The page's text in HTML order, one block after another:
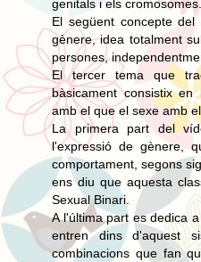
genitals i els cromosomes.
El següent concepte
gènere, idea totalment
persones,
El tercer tema que
bàsicament consistix
amb el que el sexe amb
La primera part del
l'expressió de gènere,
comportament, segons
ens diu que aquesta
Sexual Binari.
A l'última part es dedica
entren dins d'aquest
combinacions que fan